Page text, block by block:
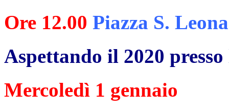
Ore 12.00 Piazza S.
Aspettando il 2020
Mercoledì 1 gennaio